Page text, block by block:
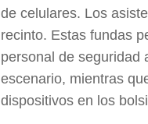
de celulares. Los
recinto. Estas fundas
personal de seguridad
escenario, mientras
dispositivos en los